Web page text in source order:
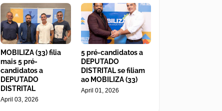
MOBILIZA (33) filia
mais 5 pré-
candidatos a
DEPUTADO
DISTRITAL
April 03, 2026
5 pré-candidatos a
DEPUTADO
DISTRITAL se filiam
ao MOBILIZA (33)
April 01, 2026